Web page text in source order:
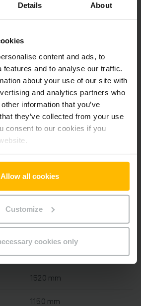
Details About
content and ads, to
and to analyse our traffic.
about your use of our site with
and analytics partners who
information that you’ve
they’ve collected from your use
consent to our cookies if you
Allow all cookies
Customize
cookies only
bietet eine umfassende
des Fahrzeugs.
Blei-Säure, 24 V / 375 Ah
2026
122 mm
2500 kg
2562 h
1520 mm
1150 mm